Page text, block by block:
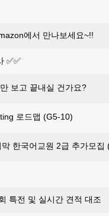
에서 만나보세요~!!
✅✅
보고 끝내실 건가요?
로드맵 (G5-10)
막 한국어교원 2급 추가모집
특전 및 실시간 견적 대조